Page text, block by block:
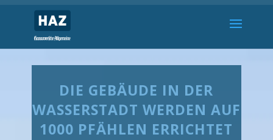
DIE GEBÄUDE IN DER
WASSERSTADT WERDEN AUF
1000 PFÄHLEN ERRICHTET